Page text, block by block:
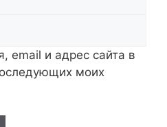
email и адрес сайта в
моих